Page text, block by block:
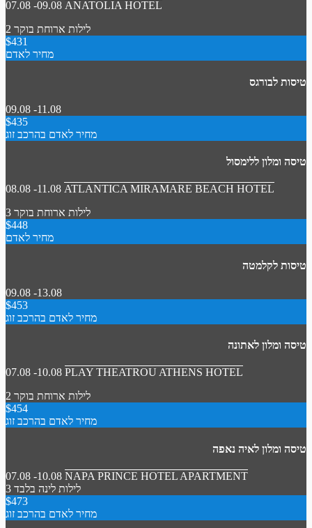
07.08 -09.08 ANATOLIA HOTEL
2 לילות ארוחת בוקר
$431
מחיר לאדם
טיסות לבורגס
09.08 -11.08
$435
מחיר לאדם בהרכב זוג
טיסה ומלון ללימסול
08.08 -11.08 ATLANTICA MIRAMARE BEACH HOTEL
3 לילות ארוחת בוקר
$448
מחיר לאדם
טיסות לקלמטה
09.08 -13.08
$453
מחיר לאדם בהרכב זוג
טיסה ומלון לאתונה
07.08 -10.08 PLAY THEATROU ATHENS HOTEL
2 לילות ארוחת בוקר
$454
מחיר לאדם בהרכב זוג
טיסה ומלון לאיה נאפה
07.08 -10.08 NAPA PRINCE HOTEL APARTMENT
3 לילות לינה בלבד
$473
מחיר לאדם בהרכב זוג